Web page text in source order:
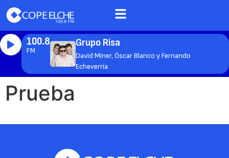
100.8
FM
Grupo Risa
David Miner, Óscar Blanco y Fernando
Echeverría
Prueba